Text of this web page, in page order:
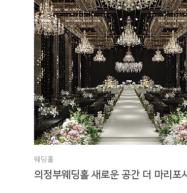
웨딩홀
의정부웨딩홀 새로운 공간 더 마리포